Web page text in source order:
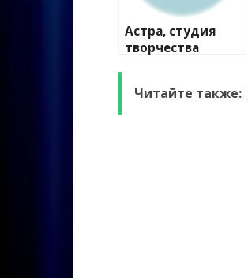
Астра, студия
творчества
Читайте также: